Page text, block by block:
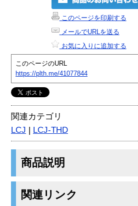
このページを印刷する
メールでURLを送る
お気に入りに追加する
このページのURL
https://plth.me/41077844
関連カテゴリ
LCJ | LCJ-THD
商品説明
関連リンク